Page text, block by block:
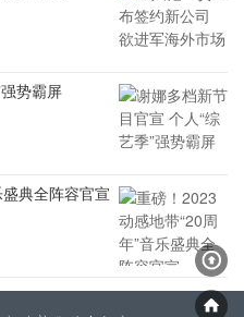
势霸屏
典全阵容官宣